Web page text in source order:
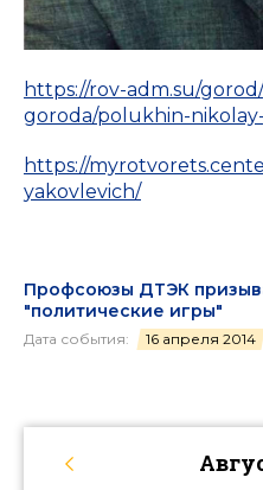
https://rov-adm.su/
goroda/polukhin-
https://
yakovlevich/
Профсоюзы ДТЭК
"политические игры"
Дата события: 16 апреля 2014